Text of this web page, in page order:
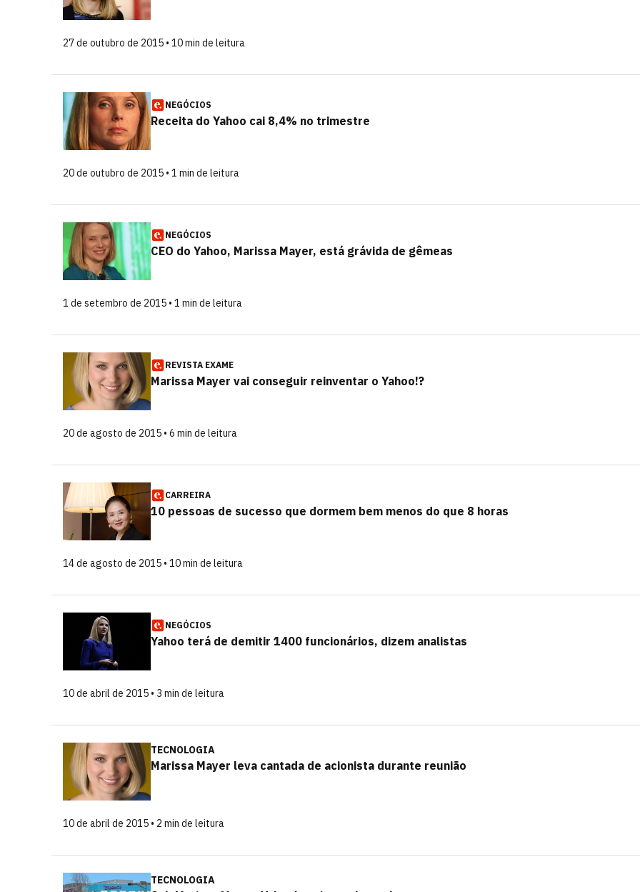
27 de outubro de 2015 • 10 min de leitura
NEGÓCIOS
Receita do Yahoo cai 8,4% no trimestre
20 de outubro de 2015 • 1 min de leitura
NEGÓCIOS
CEO do Yahoo, Marissa Mayer, está grávida de gêmeas
1 de setembro de 2015 • 1 min de leitura
REVISTA EXAME
Marissa Mayer vai conseguir reinventar o Yahoo!?
20 de agosto de 2015 • 6 min de leitura
CARREIRA
10 pessoas de sucesso que dormem bem menos do que 8 horas
14 de agosto de 2015 • 10 min de leitura
NEGÓCIOS
Yahoo terá de demitir 1400 funcionários, dizem analistas
10 de abril de 2015 • 3 min de leitura
TECNOLOGIA
Marissa Mayer leva cantada de acionista durante reunião
10 de abril de 2015 • 2 min de leitura
TECNOLOGIA